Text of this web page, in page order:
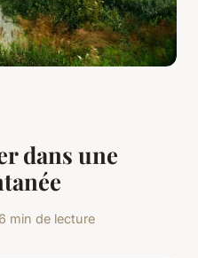
dans une
6 min de lecture